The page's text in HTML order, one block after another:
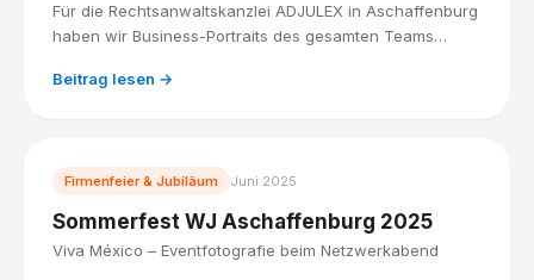
Für die Rechtsanwaltskanzlei ADJULEX in Aschaffenburg
haben wir Business-Portraits des gesamten Teams
fotografiert, mit einem einheitlichen Look in Weiß und
Beitrag lesen →
Firmenfeier & Jubiläum Juni 2025
Sommerfest WJ Aschaffenburg 2025
Viva México – Eventfotografie beim Netzwerkabend